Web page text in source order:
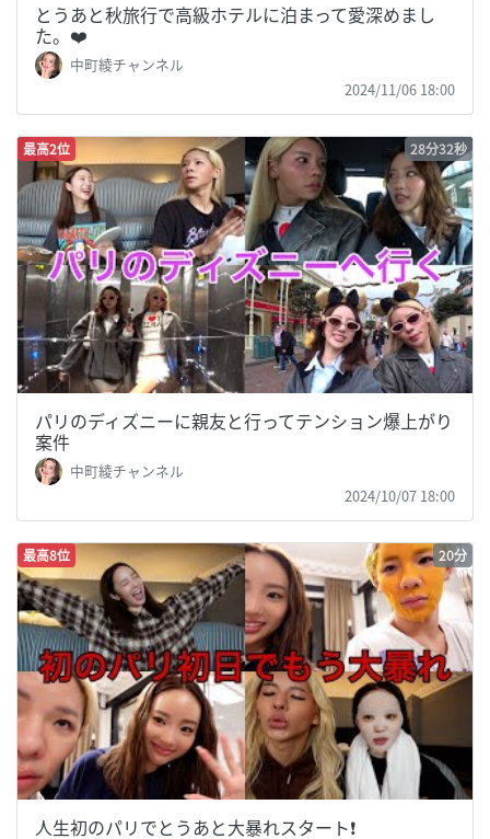
とうあと秋旅行で高級ホテルに泊まって愛深めまし
た。❤️
中町綾チャンネル
2024/11/06 18:00
最高2位 28分32秒
パリのディズニーに親友と行ってテンション爆上がり
案件
中町綾チャンネル
2024/10/07 18:00
最高8位 20分
人生初のパリでとうあと大暴れスタート❗️